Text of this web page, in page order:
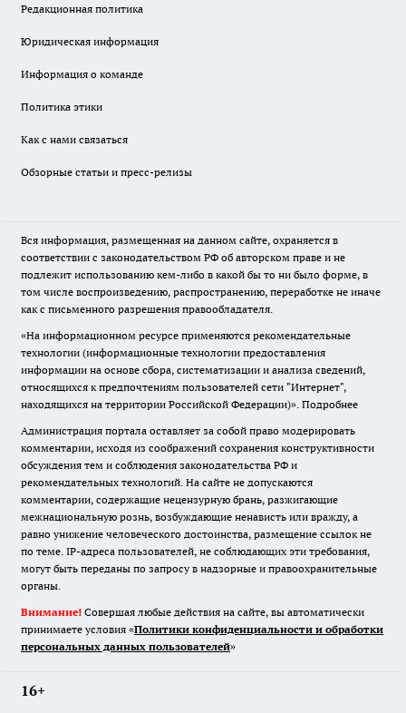
Редакционная политика
Юридическая информация
Информация о команде
Политика этики
Как с нами связаться
Обзорные статьи и пресс-релизы
Вся информация, размещенная на данном сайте, охраняется в
соответствии с законодательством РФ об авторском праве и не
подлежит использованию кем-либо в какой бы то ни было форме, в
том числе воспроизведению, распространению, переработке не иначе
как с письменного разрешения правообладателя.
«На информационном ресурсе применяются рекомендательные
технологии (информационные технологии предоставления
информации на основе сбора, систематизации и анализа сведений,
относящихся к предпочтениям пользователей сети "Интернет",
находящихся на территории Российской Федерации)». Подробнее
Администрация портала оставляет за собой право модерировать
комментарии, исходя из соображений сохранения конструктивности
обсуждения тем и соблюдения законодательства РФ и
рекомендательных технологий. На сайте не допускаются
комментарии, содержащие нецензурную брань, разжигающие
межнациональную рознь, возбуждающие ненависть или вражду, а
равно унижение человеческого достоинства, размещение ссылок не
по теме. IP-адреса пользователей, не соблюдающих эти требования,
могут быть переданы по запросу в надзорные и правоохранительные
органы.
Внимание! Совершая любые действия на сайте, вы автоматически
принимаете условия «Политики конфиденциальности и обработки
персональных данных пользователей»
16+